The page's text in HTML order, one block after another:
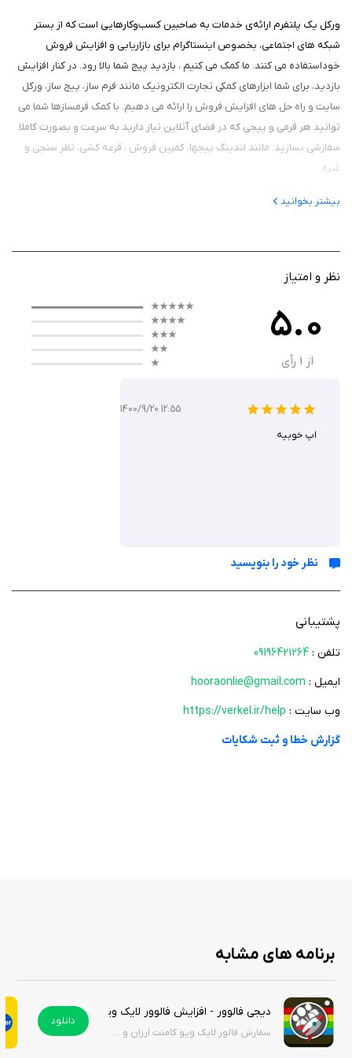
ورکل یک پلتفرم ارائه‌ی خدمات به صاحبین کسب‌و‌کارهایی است که از بستر
شبکه های اجتماعی، بخصوص اینستاگرام برای بازاریابی و افزایش فروش
خوداستفاده می کنند. ما کمک می کنیم ، بازدید پیج شما بالا رود. در کنار افزایش
بازدید، برای شما ابزارهای کمکی تجارت الکترونیک مانند فرم ساز، پیج ساز، ورکل
سایت و راه حل های افزایش فروش را ارائه می دهیم. با کمک فرمسازها شما می
توانید هر فرمی و پیجی که در فضای آنلاین نیاز دارید به سرعت و بصورت کاملا
سفارشی بسازید. مانند لندینگ پیجها، کمپین فروش ، قرعه کشی، نظر سنجی و
غیره.
بیشتر بخوانید
نظر و امتیاز
5.0
از 1 رأی
1400/9/20 12:55
اپ خوبیه
نظر خود را بنویسید
پشتیبانی
تلفن : 09196421264
ایمیل : hooraonlie@gmail.com
وب سایت : https://verkel.ir/help
گزارش خطا و ثبت شکایات
برنامه های مشابه
دیجی فالوور - افزایش فالوور لایک ویو اینستاگرام | digifollower
سفارش فالور لایک ویو کامنت ارزان و حتی رایگان!
دانلود